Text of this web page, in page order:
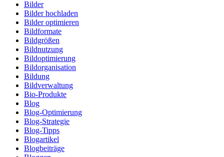
Bilder
Bilder hochladen
Bilder optimieren
Bildformate
Bildgrößen
Bildnutzung
Bildoptimierung
Bildorganisation
Bildung
Bildverwaltung
Bio-Produkte
Blog
Blog-Optimierung
Blog-Strategie
Blog-Tipps
Blogartikel
Blogbeiträge